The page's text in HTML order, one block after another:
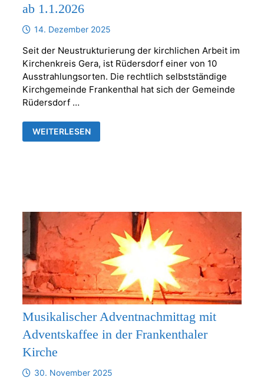
ab 1.1.2026
14. Dezember 2025
Seit der Neustrukturierung der kirchlichen Arbeit im
Kirchenkreis Gera, ist Rüdersdorf einer von 10
Ausstrahlungsorten. Die rechtlich selbstständige
Kirchgemeinde Frankenthal hat sich der Gemeinde
Rüdersdorf …
VERBINDLICHE
ZUSAMMENARBEIT
ZWISCHEN
KRAFTSDORF
AB
1.1.2026
WEITERLESEN
Musikalischer Adventnachmittag mit
Adventskaffee in der Frankenthaler
Kirche
30. November 2025